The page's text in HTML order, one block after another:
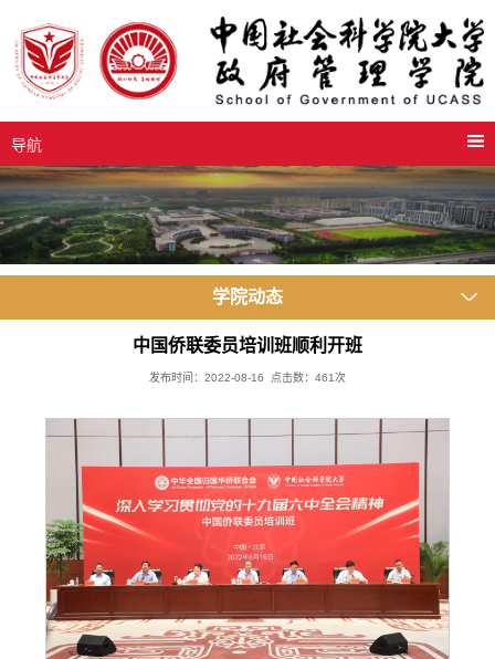
导航
学院动态
中国侨联委员培训班顺利开班
发布时间：2022-08-16 点击数： 461次